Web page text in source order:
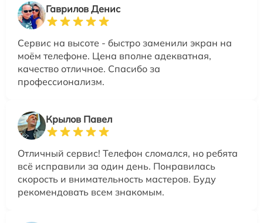
Гаврилов Денис
Сервис на высоте - быстро заменили экран на
моём телефоне. Цена вполне адекватная,
качество отличное. Спасибо за
профессионализм.
Крылов Павел
Отличный сервис! Телефон сломался, но ребята
всё исправили за один день. Понравилась
скорость и внимательность мастеров. Буду
рекомендовать всем знакомым.